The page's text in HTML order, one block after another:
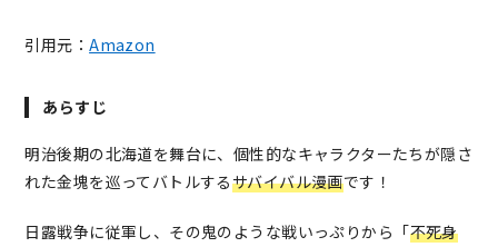
引用元：Amazon
あらすじ
明治後期の北海道を舞台に、個性的なキャラクターたちが隠さ
れた金塊を巡ってバトルするサバイバル漫画です！
日露戦争に従軍し、その鬼のような戦いっぷりから「不死身